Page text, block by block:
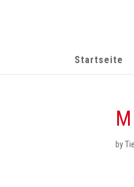
Startseite
by